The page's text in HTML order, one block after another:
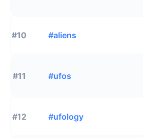
#10 #aliens
#11 #ufos
#12 #ufology